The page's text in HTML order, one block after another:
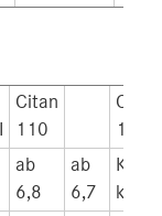
Citan
110
Citan
113
ab
6,8
ab
6,7